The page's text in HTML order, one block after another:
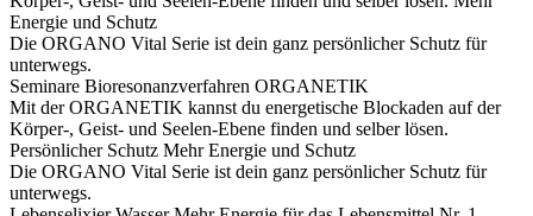
Energie und Schutz
Die ORGANO Vital Serie ist dein ganz persönlicher Schutz für
unterwegs.
Seminare Bioresonanzverfahren ORGANETIK
Mit der ORGANETIK kannst du energetische Blockaden auf der
Körper-, Geist- und Seelen-Ebene finden und selber lösen.
Persönlicher Schutz Mehr Energie und Schutz
Die ORGANO Vital Serie ist dein ganz persönlicher Schutz für
unterwegs.